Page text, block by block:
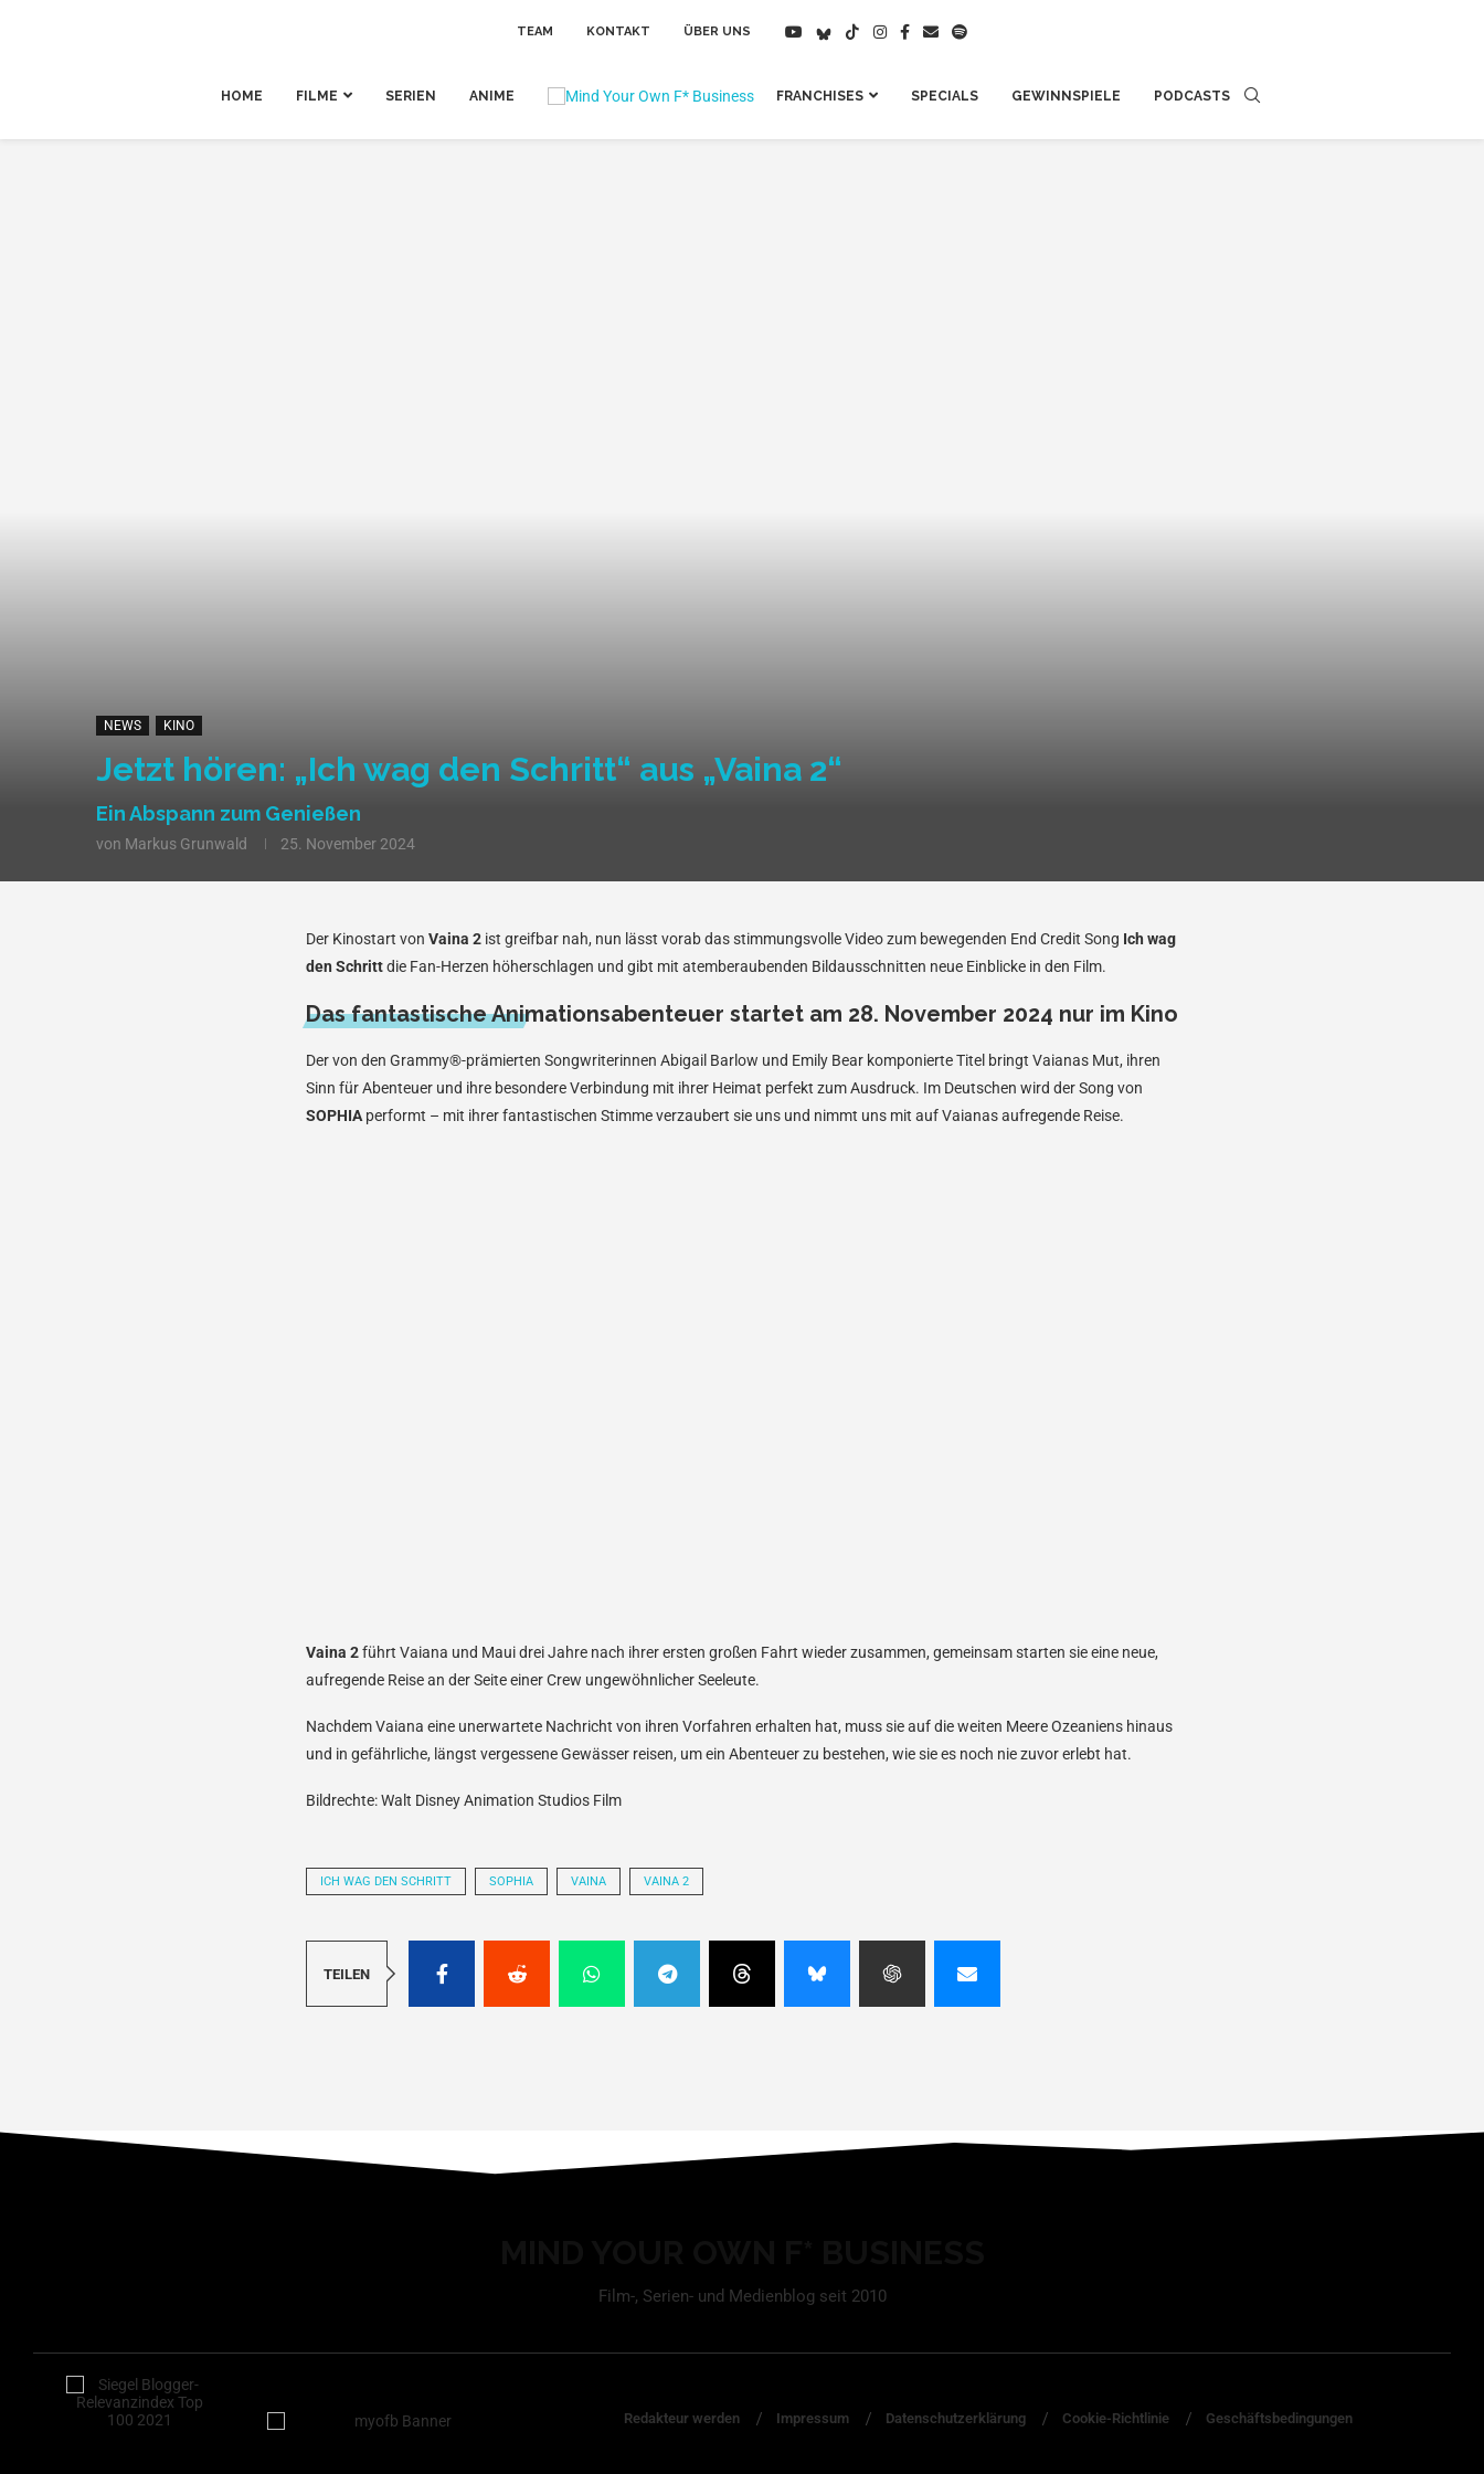
TEAM KONTAKT ÜBER UNS
HOME FILME SERIEN ANIME FRANCHISES SPECIALS GEWINNSPIELE PODCASTS
NEWS KINO
Jetzt hören: „Ich wag den Schritt“ aus „Vaina 2“
Ein Abspann zum Genießen
von Markus Grunwald 25. November 2024
Der Kinostart von Vaina 2 ist greifbar nah, nun lässt vorab das stimmungsvolle Video zum bewegenden End Credit Song Ich wag
den Schrittdie Fan-Herzen höherschlagen und gibt mit atemberaubenden Bildausschnitten neue Einblicke in den Film.
Das fantastische Animationsabenteuer startet am 28. November 2024 nur im Kino
Der von den Grammy®-prämierten Songwriterinnen Abigail Barlow und Emily Bear komponierte Titel bringt Vaianas Mut, ihren
Sinn für Abenteuer und ihre besondere Verbindung mit ihrer Heimat perfekt zum Ausdruck. Im Deutschen wird der Song von
SOPHIA performt – mit ihrer fantastischen Stimme verzaubert sie uns und nimmt uns mit auf Vaianas aufregende Reise.
Vaina 2führt Vaiana und Maui drei Jahre nach ihrer ersten großen Fahrt wieder zusammen, gemeinsam starten sie eine neue,
aufregende Reise an der Seite einer Crew ungewöhnlicher Seeleute.
Nachdem Vaiana eine unerwartete Nachricht von ihren Vorfahren erhalten hat, muss sie auf die weiten Meere Ozeaniens hinaus
und in gefährliche, längst vergessene Gewässer reisen, um ein Abenteuer zu bestehen, wie sie es noch nie zuvor erlebt hat.
Bildrechte: Walt Disney Animation Studios Film
ICH WAG DEN SCHRITT SOPHIA VAINA VAINA 2
TEILEN
Film-, Serien- und Medienblog seit 2010
Redakteur werden Impressum Datenschutzerklärung Cookie-Richtlinie Geschäftsbedingungen